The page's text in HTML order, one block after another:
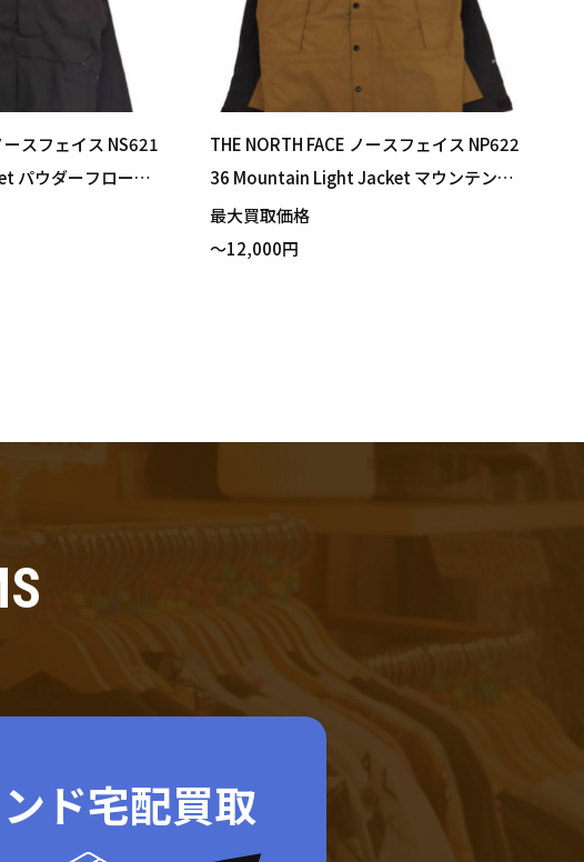
ースフェイス NS621
パウダーフロージ
ット ブラック Lサ
THE NORTH FACE ノースフェイス NP622
36 Mountain Light Jacket マウンテンラ
イトジャケット マウンテンパーカー ユー
ティリティブラウン Mサイズ 買い取りま
最大買取価格
～12,000円
ド宅配買取